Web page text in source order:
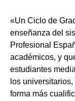
«Un Ciclo de
enseñanza del
Profesional
académicos, y
estudiantes
los
forma más